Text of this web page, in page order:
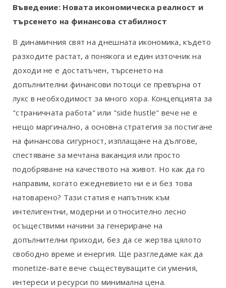
Въведение: Новата икономическа реалност и
търсенето на финансова стабилност
В динамичния свят на днешната икономика, където
разходите растат, а понякога и един източник на
доходи не е достатъчен, търсенето на
допълнителни финансови потоци се превърна от
лукс в необходимост за много хора. Концепцията за
"страничната работа" или "side hustle" вече не е
нещо маргинално, а основна стратегия за постигане
на финансова сигурност, изплащане на дългове,
спестяване за мечтана ваканция или просто
подобряване на качеството на живот. Но как да го
направим, когато ежедневието ни е и без това
натоварено? Тази статия е напътник към
интелигентни, модерни и относително лесно
осъществими начини за генериране на
допълнителни приходи, без да се жертва цялото
свободно време и енергия. Ще разгледаме как да
monetize-вате вече съществуващите си умения,
интереси и ресурси по минимална цена.